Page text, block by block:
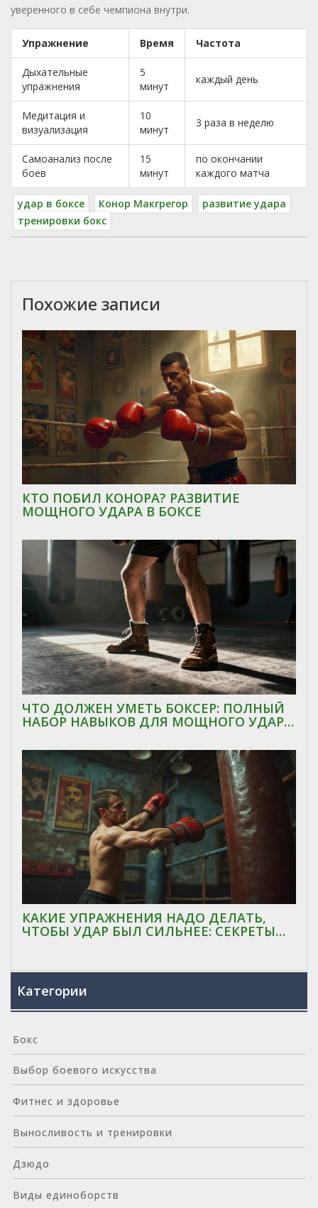
уверенного в себе чемпиона внутри.
Упражнение Время Частота
Дыхательные
упражнения
5
минут
каждый день
Медитация и
визуализация
10
минут
3 раза в неделю
Самоанализ после
боев
15
минут
по окончании
каждого матча
удар в боксе Конор Макгрегор
развитие удара
тренировки бокс
Похожие записи
КТО ПОБИЛ КОНОРА? РАЗВИТИЕ
МОЩНОГО УДАРА В БОКСЕ
ЧТО ДОЛЖЕН УМЕТЬ БОКСЕР: ПОЛНЫЙ
НАБОР НАВЫКОВ ДЛЯ МОЩНОГО УДАРА
КАКИЕ УПРАЖНЕНИЯ НАДО ДЕЛАТЬ,
ЧТОБЫ УДАР БЫЛ СИЛЬНЕЕ: СЕКРЕТЫ
Категории
Бокс
Выбор боевого искусства
Фитнес и здоровье
Выносливость и тренировки
Дзюдо
Виды единоборств